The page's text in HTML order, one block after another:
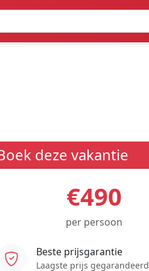
deze vakantie
€490
per persoon
Beste prijsgarantie
Laagste prijs gegarandeerd